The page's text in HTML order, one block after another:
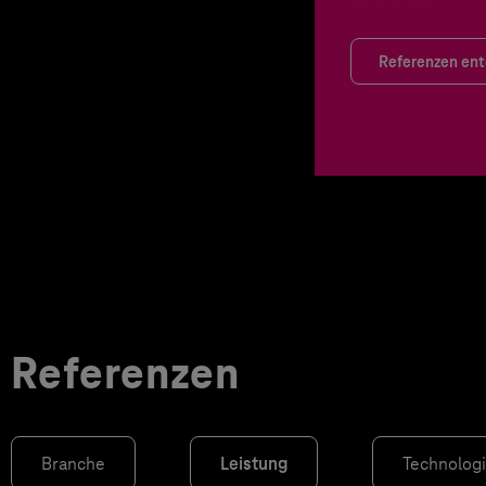
Referenzen
Referenzen
Branche Leistung